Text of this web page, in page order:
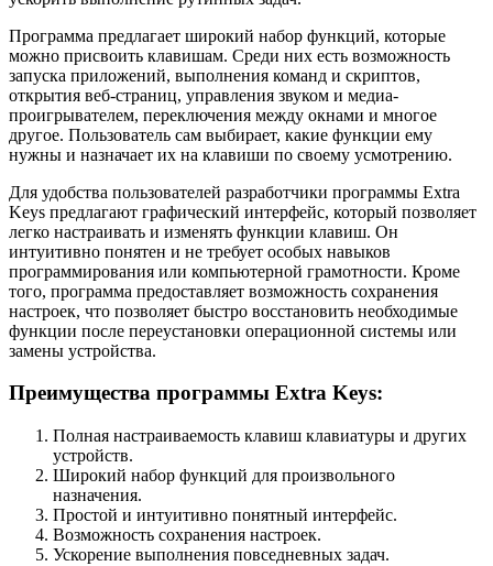
Программа предлагает широкий набор функций, которые
можно присвоить клавишам. Среди них есть возможность
запуска приложений, выполнения команд и скриптов,
открытия веб-страниц, управления звуком и медиа-
проигрывателем, переключения между окнами и многое
другое. Пользователь сам выбирает, какие функции ему
нужны и назначает их на клавиши по своему усмотрению.
Для удобства пользователей разработчики программы Extra
Keys предлагают графический интерфейс, который позволяет
легко настраивать и изменять функции клавиш. Он
интуитивно понятен и не требует особых навыков
программирования или компьютерной грамотности. Кроме
того, программа предоставляет возможность сохранения
настроек, что позволяет быстро восстановить необходимые
функции после переустановки операционной системы или
замены устройства.
Преимущества программы Extra Keys:
Полная настраиваемость клавиш клавиатуры и других
устройств.
Широкий набор функций для произвольного
назначения.
Простой и интуитивно понятный интерфейс.
Возможность сохранения настроек.
Ускорение выполнения повседневных задач.